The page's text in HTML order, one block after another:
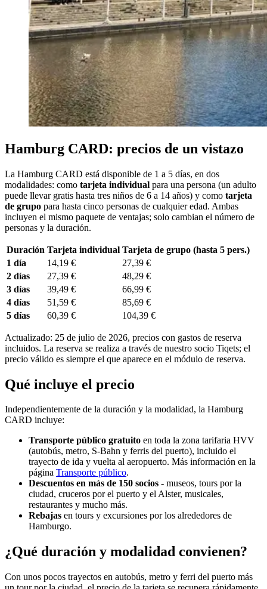
Hamburg CARD: precios de un vistazo
La Hamburg CARD está disponible de 1 a 5 días, en dos
modalidades: como tarjeta individual para una persona (un adulto
puede llevar gratis hasta tres niños de 6 a 14 años) y como tarjeta
de grupo para hasta cinco personas de cualquier edad. Ambas
incluyen el mismo paquete de ventajas; solo cambian el número de
personas y la duración.
Duración Tarjeta individual Tarjeta de grupo (hasta 5 pers.)
1 día
14,19 €
27,39 €
2 días
27,39 €
48,29 €
3 días
39,49 €
66,99 €
4 días
51,59 €
85,69 €
5 días
60,39 € 104,39 €
Actualizado: 25 de julio de 2026, precios con gastos de reserva
incluidos. La reserva se realiza a través de nuestro socio Tiqets; el
precio válido es siempre el que aparece en el módulo de reserva.
Qué incluye el precio
Independientemente de la duración y la modalidad, la Hamburg
CARD incluye:
Transporte público gratuito en toda la zona tarifaria HVV
(autobús, metro, S-Bahn y ferris del puerto), incluido el
trayecto de ida y vuelta al aeropuerto. Más información en la
página Transporte público.
Descuentos en más de 150 socios - museos, tours por la
ciudad, cruceros por el puerto y el Alster, musicales,
restaurantes y mucho más.
Rebajas en tours y excursiones por los alrededores de
Hamburgo.
¿Qué duración y modalidad convienen?
Con unos pocos trayectos en autobús, metro y ferri del puerto más